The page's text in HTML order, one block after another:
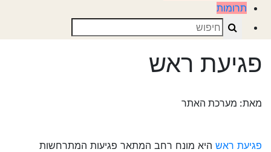
תרומות
Search
פגיעת ראש
מאת: מערכת האתר
פגיעת ראש היא מונח רחב המתאר פגיעות המתרחשות